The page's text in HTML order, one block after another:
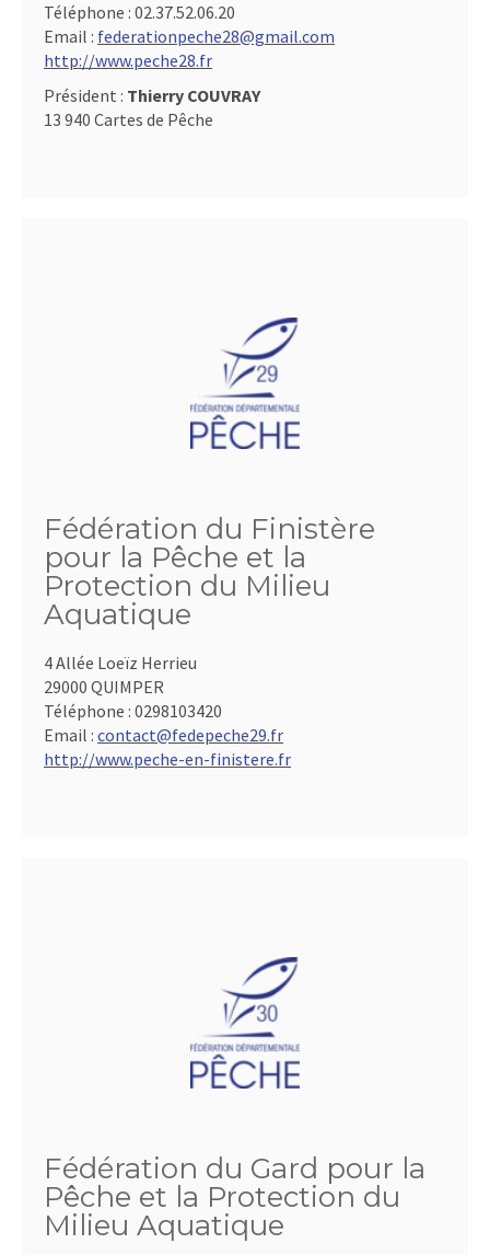
Téléphone : 02.37.52.06.20
Email : federationpeche28@gmail.com
http://www.peche28.fr
Président : Thierry COUVRAY
13 940 Cartes de Pêche
Fédération du Finistère
pour la Pêche et la
Protection du Milieu
Aquatique
4 Allée Loeïz Herrieu
29000 QUIMPER
Téléphone : 0298103420
Email : contact@fedepeche29.fr
http://www.peche-en-finistere.fr
Fédération du Gard pour la
Pêche et la Protection du
Milieu Aquatique